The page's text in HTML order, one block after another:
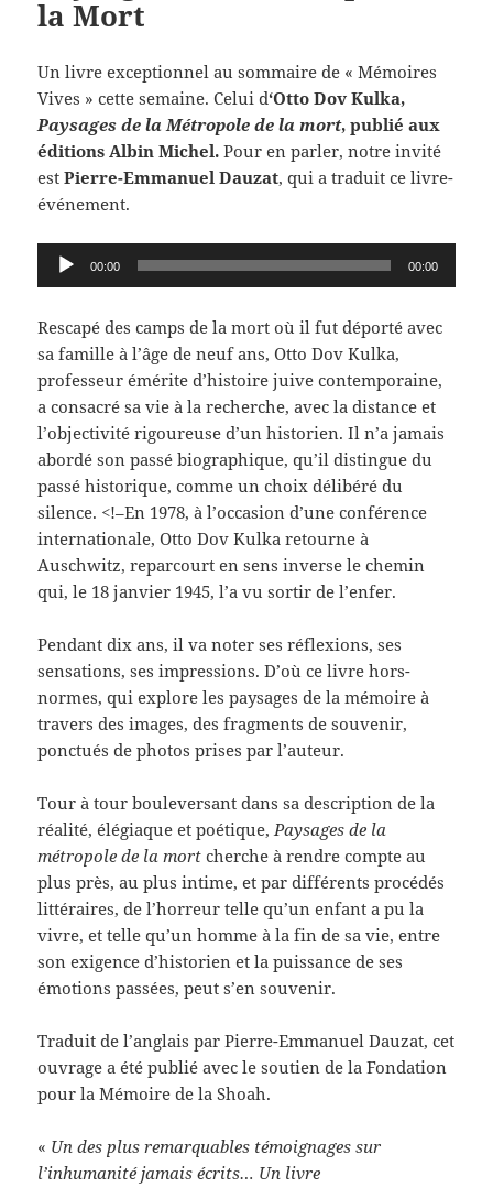
la Mort
Un livre exceptionnel au sommaire de « Mémoires
Vives » cette semaine. Celui d‘Otto Dov Kulka,
Paysages de la Métropole de la mort, publié aux
éditions Albin Michel. Pour en parler, notre invité
estPierre-Emmanuel Dauzat, qui a traduit ce livre-
événement.
Lecteur
audio
00:00 00:00
Rescapé des camps de la mort où il fut déporté avec
sa famille à l’âge de neuf ans, Otto Dov Kulka,
professeur émérite d’histoire juive contemporaine,
a consacré sa vie à la recherche, avec la distance et
l’objectivité rigoureuse d’un historien. Il n’a jamais
abordé son passé biographique, qu’il distingue du
passé historique, comme un choix délibéré du
silence. <!–En 1978, à l’occasion d’une conférence
internationale, Otto Dov Kulka retourne à
Auschwitz, reparcourt en sens inverse le chemin
qui, le 18 janvier 1945, l’a vu sortir de l’enfer.
Pendant dix ans, il va noter ses réflexions, ses
sensations, ses impressions. D’où ce livre hors-
normes, qui explore les paysages de la mémoire à
travers des images, des fragments de souvenir,
ponctués de photos prises par l’auteur.
Tour à tour bouleversant dans sa description de la
réalité, élégiaque et poétique,Paysages de la
métropole de la mort cherche à rendre compte au
plus près, au plus intime, et par différents procédés
littéraires, de l’horreur telle qu’un enfant a pu la
vivre, et telle qu’un homme à la fin de sa vie, entre
son exigence d’historien et la puissance de ses
émotions passées, peut s’en souvenir.
Traduit de l’anglais par Pierre-Emmanuel Dauzat, cet
ouvrage a été publié avec le soutien de la Fondation
pour la Mémoire de la Shoah.
« Un des plus remarquables témoignages sur
l’inhumanité jamais écrits… Un livre